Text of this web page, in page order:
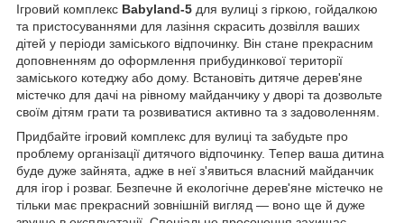
Ігровий комплекс Babyland-5 для вулиці з гіркою, гойдалкою
та пристосуваннями для лазіння скрасить дозвілля ваших
дітей у періоди заміського відпочинку. Він стане прекрасним
доповненням до оформлення прибудинкової території
заміського котеджу або дому. Встановіть дитяче дерев'яне
містечко для дачі на рівному майданчику у дворі та дозвольте
своїм дітям грати та розвиватися активно та з задоволенням.
Придбайте ігровий комплекс для вулиці та забудьте про
проблему організації дитячого відпочинку. Тепер ваша дитина
буде дуже зайнята, адже в неї з'явиться власний майданчик
для ігор і розваг. Безпечне й екологічне дерев'яне містечко не
тільки має прекрасний зовнішній вигляд — воно ще й дуже